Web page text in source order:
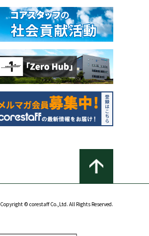
Copyright © corestaff Co.,Ltd. All Rights Reserved.